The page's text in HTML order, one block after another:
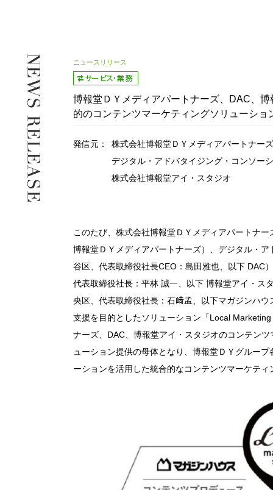
ニュースリリース
博報堂ＤＹメディアパートナーズ、DAC、
的のコンテンツマーケティングソリューショ
発信元：
株式会社博報堂ＤＹメディアパートナーズ
デジタル・アドバタイジング・コンソー
株式会社博報堂アイ・スタジオ
このたび、株式会社博報堂ＤＹメディアパートナ
博報堂ＤＹメディアパートナーズ）、デジタル・
谷区、代表取締役社長CEO：島田雅也、以下 DAC
代表取締役社長：平林 誠一、以下 博報堂アイ・ス
央区、代表取締役社長：石﨑孟、以下マガジンハ
支援を目的としたソリューション「Local
ナーズ、DAC、博報堂アイ・スタジオのコンテン
ューション提供の母体となり、博報堂ＤＹグルー
ーションを活用した統合的なコンテンツマーケテ